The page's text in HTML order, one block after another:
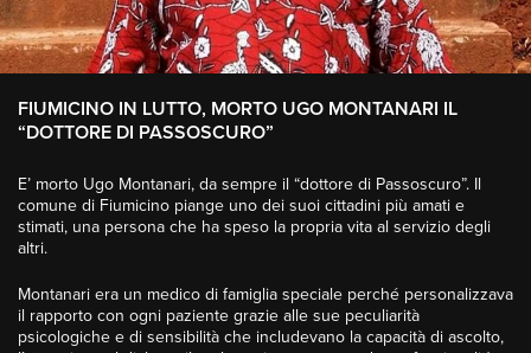
FIUMICINO IN LUTTO, MORTO UGO MONTANARI IL
“DOTTORE DI PASSOSCURO”
E’ morto Ugo Montanari, da sempre il “dottore di Passoscuro”. Il
comune di Fiumicino piange uno dei suoi cittadini più amati e
stimati, una persona che ha speso la propria vita al servizio degli
altri.
Montanari era un medico di famiglia speciale perché personalizzava
il rapporto con ogni paziente grazie alle sue peculiarità
psicologiche e di sensibilità che includevano la capacità di ascolto,